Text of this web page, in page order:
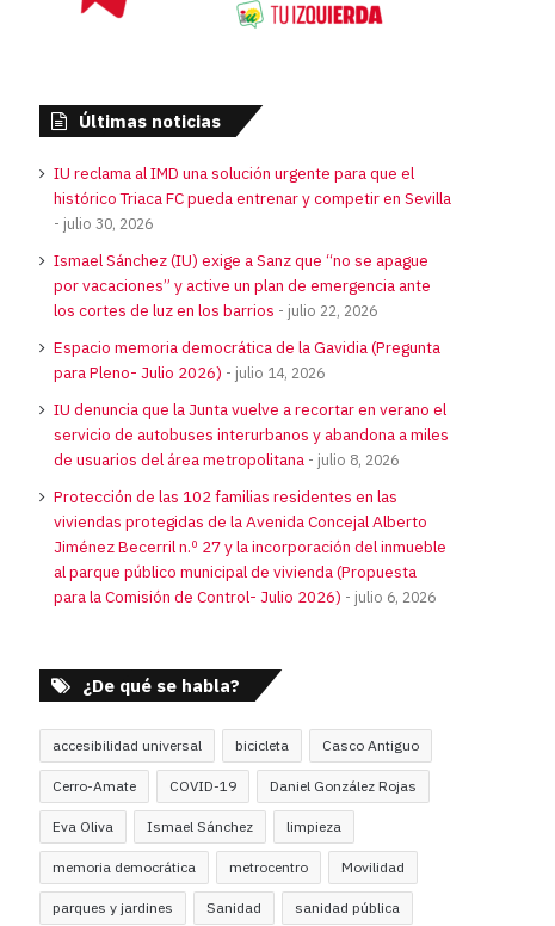
Últimas noticias
IU reclama al IMD una solución urgente para que el
histórico Triaca FC pueda entrenar y competir en Sevilla
julio 30, 2026
Ismael Sánchez (IU) exige a Sanz que “no se apague
por vacaciones” y active un plan de emergencia ante
los cortes de luz en los barrios
julio 22, 2026
Espacio memoria democrática de la Gavidia (Pregunta
para Pleno- Julio 2026)
julio 14, 2026
IU denuncia que la Junta vuelve a recortar en verano el
servicio de autobuses interurbanos y abandona a miles
de usuarios del área metropolitana
julio 8, 2026
Protección de las 102 familias residentes en las
viviendas protegidas de la Avenida Concejal Alberto
Jiménez Becerril n.º 27 y la incorporación del inmueble
al parque público municipal de vivienda (Propuesta
para la Comisión de Control- Julio 2026)
julio 6, 2026
¿De qué se habla?
accesibilidad universal bicicleta Casco Antiguo
Cerro-Amate COVID-19 Daniel González Rojas
Eva Oliva Ismael Sánchez limpieza
memoria democrática metrocentro Movilidad
parques y jardines Sanidad sanidad pública